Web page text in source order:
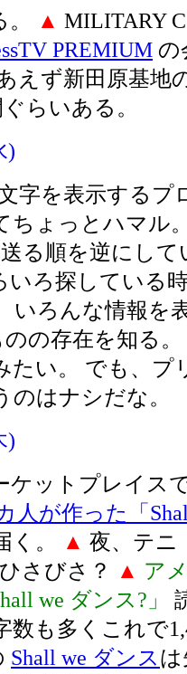
▲ MILITARY
PREMIUM の
えず新田原基地
らいある。
)
字を表示するプ
ちょっとハマル
る順を逆にし
いろ探している
いろんな情報を
のの存在を知る
たい。 でも、プ
はナシだな。
)
ケットプレイス
人が作った「
く。 ▲ 夜、テニ
さびさ？
▲ ア
we ダンス?」
数も多くこれで
Shall we ダンス